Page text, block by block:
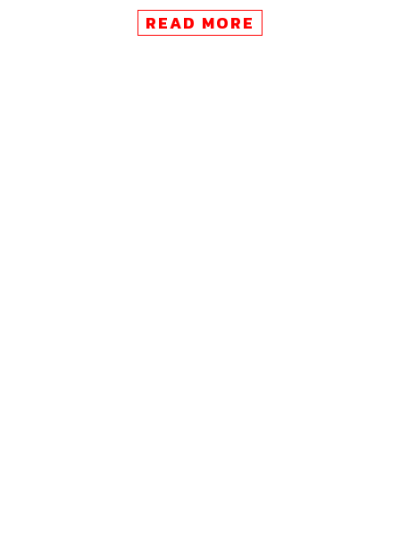
อสิ่งที่ สตีฟ จ็อบส์ สอนพนักงานหากต้องการเดินไปบนห
นทางแห่งความสำเร็จREAD MORE